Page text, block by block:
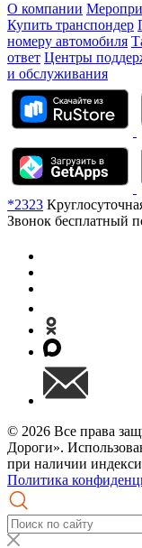
О компании
Купить транспондер
номеру автомобиля
ответ Центры
и обслуживания
*2323
Звонок бесплатный
© 2026 Все права
Дороги».
при наличии
Политика